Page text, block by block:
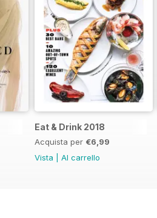
Eat & Drink 2018
Acquista per €6,99
Vista
Al carrello